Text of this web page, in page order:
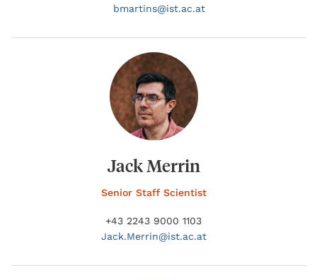
bmartins@ist.ac.at
Jack Merrin
Senior Staff Scientist
+43 2243 9000 1103
Jack.Merrin@ist.ac.at